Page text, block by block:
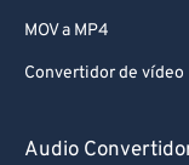
MOV a MP4
Convertidor de vídeo
Audio